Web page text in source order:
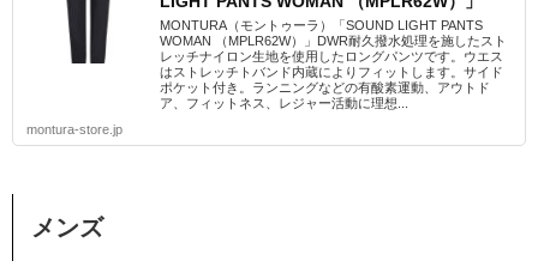
MONTURA（モントゥーラ）「SOUND LIGHT PANTS
WOMAN （MPLR62W）」DWR耐久撥水処理を施したスト
レッチナイロン生地を使用したロングパンツです。ウエス
はストレッチトバンド内蔵によりフィットします。サイド
ポケット付き。ランニングなどの有酸素運動、アウトド
ア、フィットネス、レジャー活動に理想...
montura-store.jp
メンズ